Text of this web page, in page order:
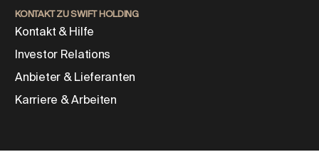
KONTAKT ZU SWIFT HOLDING
Kontakt & Hilfe
Investor Relations
Anbieter & Lieferanten
Karriere & Arbeiten